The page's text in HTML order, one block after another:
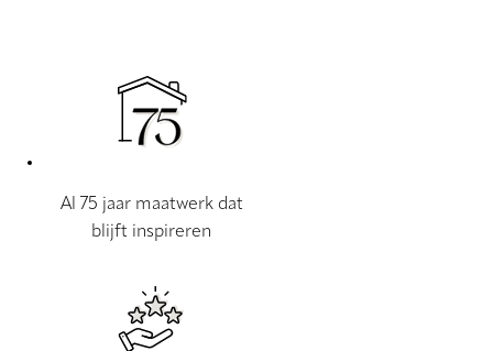
Al 75 jaar maatwerk dat
blijft inspireren